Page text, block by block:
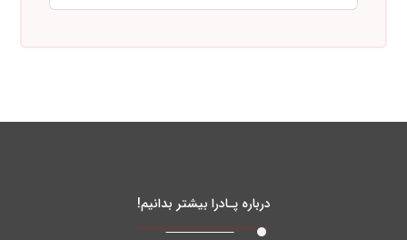
درباره پـادرا بیشتر بدانیم!